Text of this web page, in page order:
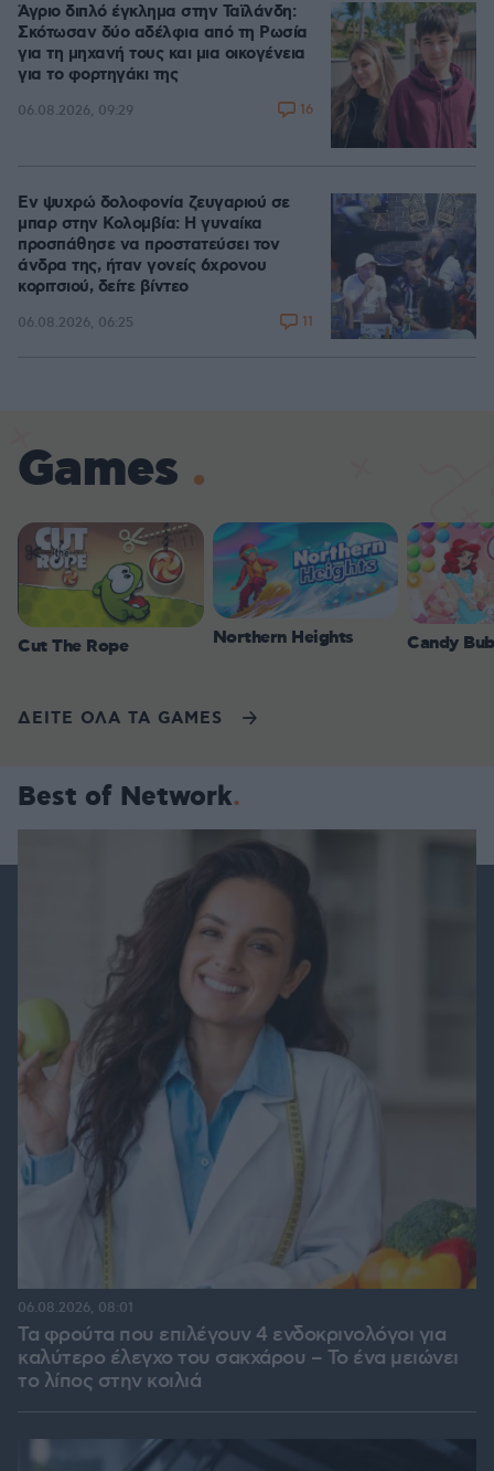
Άγριο διπλό έγκλημα στην Ταϊλάνδη:
Σκότωσαν δύο αδέλφια από τη Ρωσία
για τη μηχανή τους και μια οικογένεια
για το φορτηγάκι της
06.08.2026, 09:29 16
Εν ψυχρώ δολοφονία ζευγαριού σε
μπαρ στην Κολομβία: Η γυναίκα
προσπάθησε να προστατεύσει τον
άνδρα της, ήταν γονείς 6χρονου
κοριτσιού, δείτε βίντεο
06.08.2026, 06:25 11
Games
Cut The Rope Northern Heights Candy
ΔΕΙΤΕ ΟΛΑ ΤΑ GAMES
Best of Network
Τα φρούτα που επιλέγουν 4 ενδοκρινολόγοι για
καλύτερο έλεγχο του σακχάρου – Το ένα μειώνει
το λίπος στην κοιλιά
06.08.2026, 08:01